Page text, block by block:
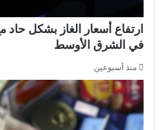
ارتفاع أسعار الغاز بشكل حاد
في الشرق الأوسط
منذ أسبوعين